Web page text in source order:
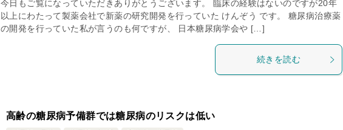
今日もご覧になっていただきありがとうございます。 臨床の経験はないのですが20年
以上にわたって製薬会社で新薬の研究開発を行っていた けんぞう です。 糖尿病治療薬
の開発を行っていた私が言うのも何ですが、 日本糖尿病学会や […]
続きを読む
高齢の糖尿病予備群では糖尿病のリスクは低い